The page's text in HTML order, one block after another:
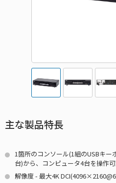
主な製品特長
1箇所のコンソール(1組のUSBキー
台)から、コンピュータ4台を操作
解像度 - 最大4K